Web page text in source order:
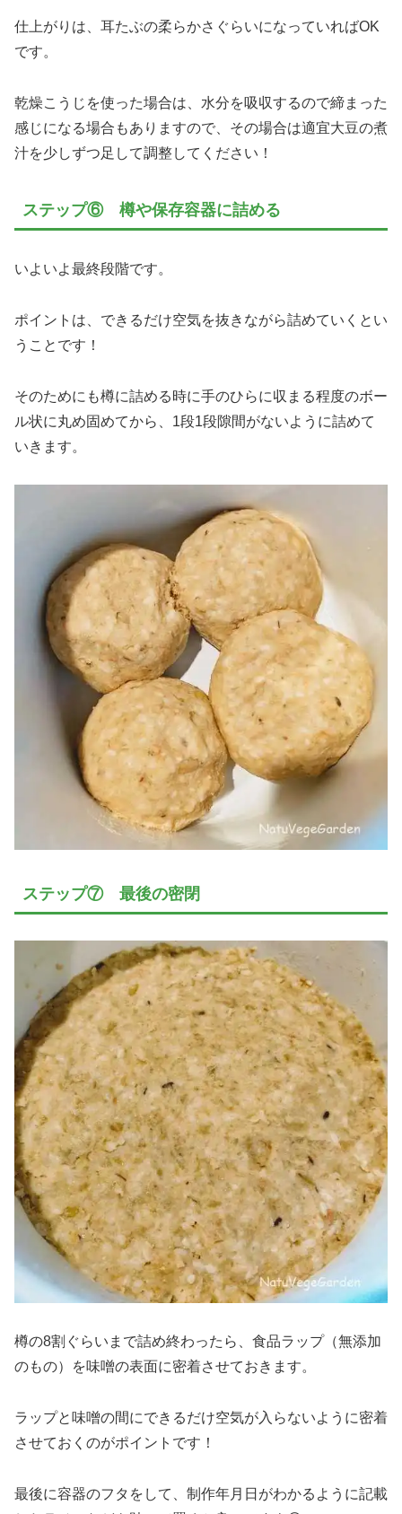
仕上がりは、耳たぶの柔らかさぐらいになっていればOK
です。
乾燥こうじを使った場合は、水分を吸収するので締まった
感じになる場合もありますので、その場合は適宜大豆の煮
汁を少しずつ足して調整してください！
ステップ⑥ 樽や保存容器に詰める
いよいよ最終段階です。
ポイントは、できるだけ空気を抜きながら詰めていくとい
うことです！
そのためにも樽に詰める時に手のひらに収まる程度のボー
ル状に丸め固めてから、1段1段隙間がないように詰めて
いきます。
ステップ⑦ 最後の密閉
樽の8割ぐらいまで詰め終わったら、食品ラップ（無添加
のもの）を味噌の表面に密着させておきます。
ラップと味噌の間にできるだけ空気が入らないように密着
させておくのがポイントです！
最後に容器のフタをして、制作年月日がわかるように記載